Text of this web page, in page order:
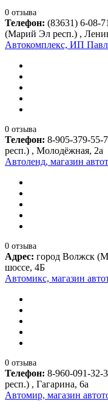
0 отзыва
Телефон: (83631) 6-08-
(Марий Эл респ.) ,
Автокомплекс, ИП
0 отзыва
Телефон: 8-905-379-55-
респ.) , Молодёжная, 2а
Автоленд, магазин
0 отзыва
Адрес: город Волжск
шоссе, 4Б
Автомикс, магазин
0 отзыва
Телефон: 8-960-091-32-
респ.) , Гагарина, 6а
Автомир, магазин